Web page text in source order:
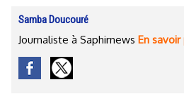
Samba Doucouré
Journaliste à Saphirnews En